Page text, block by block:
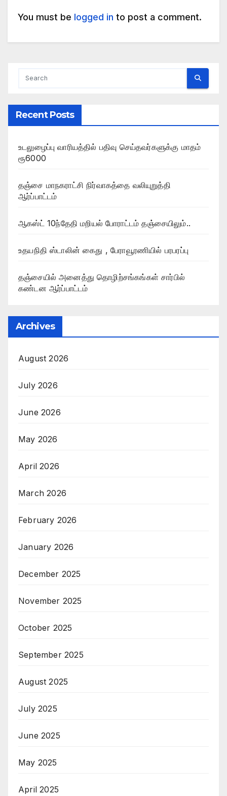
You must be logged in to post a comment.
Recent Posts
உடலுழைப்பு வாரியத்தில் பதிவு செய்தவர்களுக்கு மாதம்
ரூ6000
தஞ்சை மாநகராட்சி நிர்வாகத்தை வலியுறுத்தி
ஆர்ப்பாட்டம்
ஆகஸ்ட் 10ந்தேதி மறியல் போராட்டம் தஞ்சையிலும்..
உதயநிதி ஸ்டாலின் கைது , பேராவூரணியில் பரபரப்பு
தஞ்சையில் அனைத்து தொழிற்சங்கங்கள் சார்பில்
கண்டன ஆர்ப்பாட்டம்
Archives
August 2026
July 2026
June 2026
May 2026
April 2026
March 2026
February 2026
January 2026
December 2025
November 2025
October 2025
September 2025
August 2025
July 2025
June 2025
May 2025
April 2025